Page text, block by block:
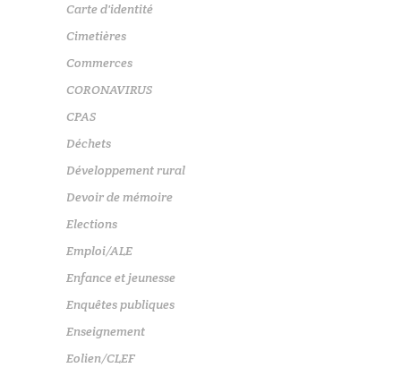
Carte d'identité
Cimetières
Commerces
CORONAVIRUS
CPAS
Déchets
Développement rural
Devoir de mémoire
Elections
Emploi/ALE
Enfance et jeunesse
Enquêtes publiques
Enseignement
Eolien/CLEF